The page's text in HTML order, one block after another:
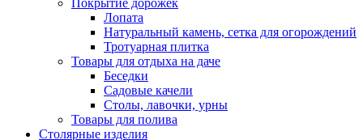
Покрытие дорожек
Лопата
Натуральный камень, сетка для огорождений
Тротуарная плитка
Товары для отдыха на даче
Беседки
Садовые качели
Столы, лавочки, урны
Товары для полива
Столярные изделия